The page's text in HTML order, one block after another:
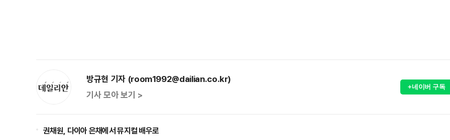
방규현 기자 (room1992@dailian.co.kr)
기사 모아 보기 >
+네이버 구독
권채원, 다이아 은채에서 뮤지컬 배우로